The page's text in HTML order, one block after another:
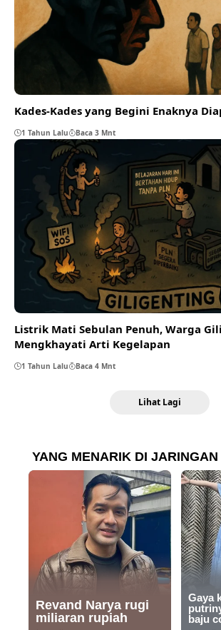
Kades-Kades yang Begini Enaknya
1 Tahun Lalu Baca 3 Mnt
Listrik Mati Sebulan Penuh, Warga
Mengkhayati Arti Kegelapan
1 Tahun Lalu Baca 4 Mnt
Lihat Lagi